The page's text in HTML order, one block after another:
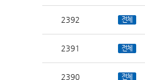
2392 전체
2391 전체
2390 전체